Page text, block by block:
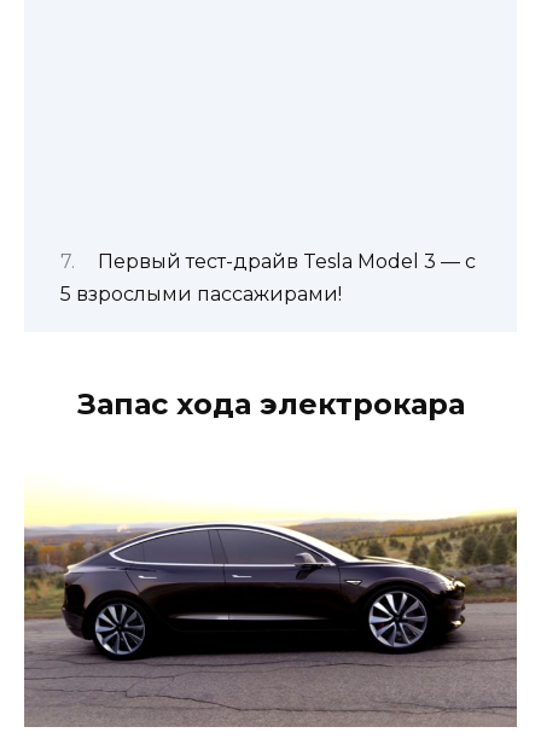
Первый тест-драйв Tesla Model 3 — с
5 взрослыми пассажирами!
Запас хода электрокара